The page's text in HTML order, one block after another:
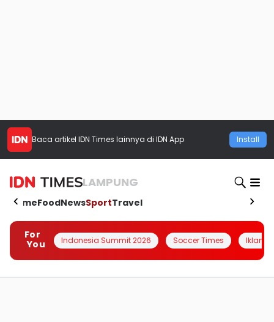
Baca artikel IDN Times lainnya di IDN App Install
LAMPUNG
HomeFoodNewsSportTravel
For
You
Indonesia Summit 2026 Soccer Times Iklanin